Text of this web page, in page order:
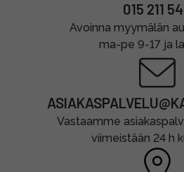
015 211
Avoinna myymälän
ma-pe 9-17 ja
Vastaamme
viimeistään 24 h